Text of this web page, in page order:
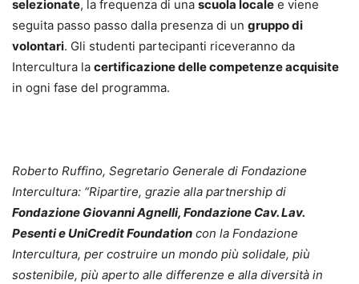
selezionate, la frequenza di una scuola locale e viene
seguita passo passo dalla presenza di un gruppo di
volontari. Gli studenti partecipanti riceveranno da
Intercultura la certificazione delle competenze acquisite
in ogni fase del programma.
Roberto Ruffino, Segretario Generale di Fondazione
Intercultura: “Ripartire, grazie alla partnership di
Fondazione Giovanni Agnelli, Fondazione Cav. Lav.
Pesenti e UniCredit Foundation con la Fondazione
Intercultura, per costruire un mondo più solidale, più
sostenibile, più aperto alle differenze e alla diversità in